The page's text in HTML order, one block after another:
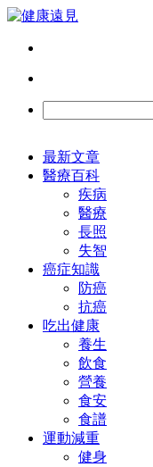
最新文章
醫療百科
疾病
醫療
長照
失智
癌症知識
防癌
抗癌
吃出健康
養生
飲食
營養
食安
食譜
運動減重
健身